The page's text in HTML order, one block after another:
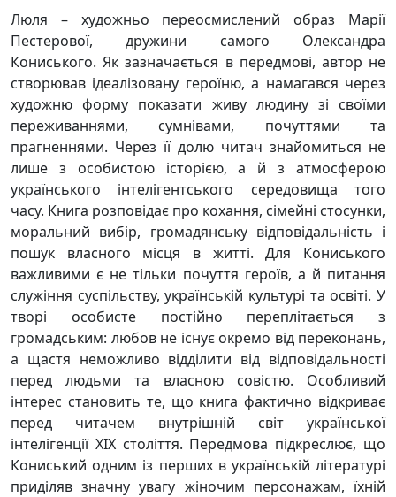
Люля – художньо переосмислений образ Марії
Пестерової, дружини самого Олександра
Кониського. Як зазначається в передмові, автор не
створював ідеалізовану героїню, а намагався через
художню форму показати живу людину зі своїми
переживаннями, сумнівами, почуттями та
прагненнями. Через її долю читач знайомиться не
лише з особистою історією, а й з атмосферою
українського інтелігентського середовища того
часу. Книга розповідає про кохання, сімейні стосунки,
моральний вибір, громадянську відповідальність і
пошук власного місця в житті. Для Кониського
важливими є не тільки почуття героїв, а й питання
служіння суспільству, українській культурі та освіті. У
творі особисте постійно переплітається з
громадським: любов не існує окремо від переконань,
а щастя неможливо відділити від відповідальності
перед людьми та власною совістю. Особливий
інтерес становить те, що книга фактично відкриває
перед читачем внутрішній світ української
інтелігенції XIX століття. Передмова підкреслює, що
Кониський одним із перших в українській літературі
приділяв значну увагу жіночим персонажам, їхній